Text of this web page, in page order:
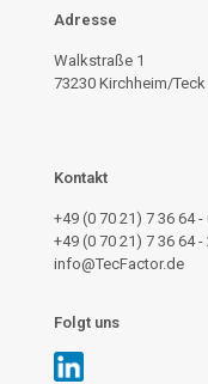
Adresse
Walkstraße 1
73230 Kirchheim/Teck
Kontakt
+49 (0 70 21) 7 36 64 -
+49 (0 70 21) 7 36 64 -
info@TecFactor.de
Folgt uns